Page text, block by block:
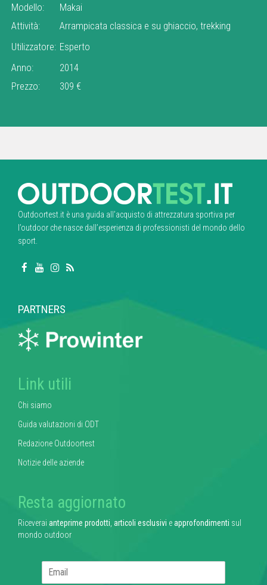
Modello:
Makai
Attività:
Arrampicata classica e su ghiaccio, trekking
Utilizzatore: Esperto
Anno:
2014
Prezzo:
309 €
Outdoortest.it è una guida all’acquisto di attrezzatura sportiva per
l’outdoor che nasce dall’esperienza di professionisti del mondo dello
sport.
PARTNERS
Link utili
Chi siamo
Guida valutazioni di ODT
Redazione Outdoortest
Notizie delle aziende
Resta aggiornato
Riceverai anteprime prodotti articoli esclusivi eapprofondimenti sul
mondo outdoor